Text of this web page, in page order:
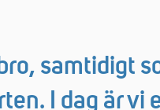
samtidigt
I dag är vi